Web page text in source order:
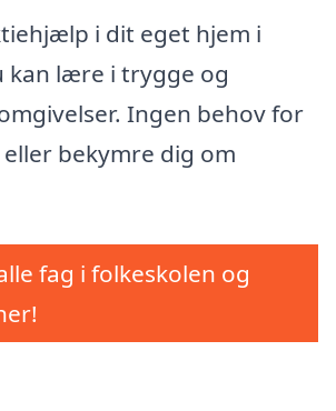
i dit eget hjem i
kan lære i trygge og
Ingen behov for
bekymre dig om
fag i folkeskolen og